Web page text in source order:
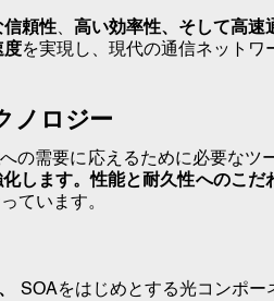
信頼性、 高い効率性、そして高速
度を実現し、現代の通信ネットワ
ノロジー
への需要に応えるために必要なツ
します。性能と耐久性へのこ
ています。
、SOAをはじめとする光コンポー